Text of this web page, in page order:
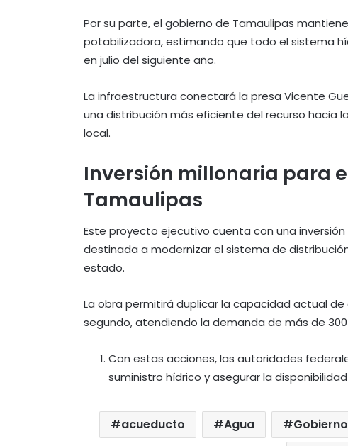
​Por su parte, el gobierno de Tamaulipas
potabilizadora, estimando que todo el sistema
en julio del siguiente año.
​La infraestructura conectará la presa Vicente
una distribución más eficiente del recurso hacia
local.
​Inversión millonaria para
Tamaulipas
​Este proyecto ejecutivo cuenta con una
destinada a modernizar el sistema de
estado.
​La obra permitirá duplicar la capacidad actual
segundo, atendiendo la demanda de más de
​Con estas acciones, las autoridades
suministro hídrico y asegurar la
acueducto Agua Gobierno